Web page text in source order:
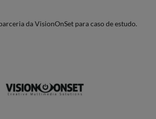
da VisionOnSet para caso de estudo.